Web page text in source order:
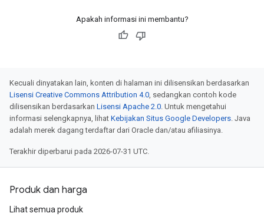
Apakah informasi ini membantu?
Kecuali dinyatakan lain, konten di halaman ini dilisensikan berdasarkan
Lisensi Creative Commons Attribution 4.0, sedangkan contoh kode
dilisensikan berdasarkan Lisensi Apache 2.0. Untuk mengetahui
informasi selengkapnya, lihat Kebijakan Situs Google Developers. Java
adalah merek dagang terdaftar dari Oracle dan/atau afiliasinya.
Terakhir diperbarui pada 2026-07-31 UTC.
Produk dan harga
Lihat semua produk